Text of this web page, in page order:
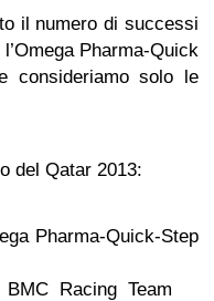
il numero di successi
Pharma-Quick
consideriamo solo le
del Qatar 2013:
Pharma-Quick-Step
Racing Team